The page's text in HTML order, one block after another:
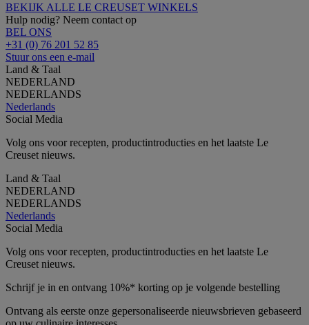
BEKIJK ALLE LE CREUSET WINKELS
Hulp nodig? Neem contact op
BEL ONS
+31 (0) 76 201 52 85
Stuur ons een e-mail
Land & Taal
NEDERLAND
NEDERLANDS
Nederlands
Social Media
Volg ons voor recepten, productintroducties en het laatste Le
Creuset nieuws.
Land & Taal
NEDERLAND
NEDERLANDS
Nederlands
Social Media
Volg ons voor recepten, productintroducties en het laatste Le
Creuset nieuws.
Schrijf je in en ontvang 10%* korting op je volgende bestelling
Ontvang als eerste onze gepersonaliseerde nieuwsbrieven gebaseerd